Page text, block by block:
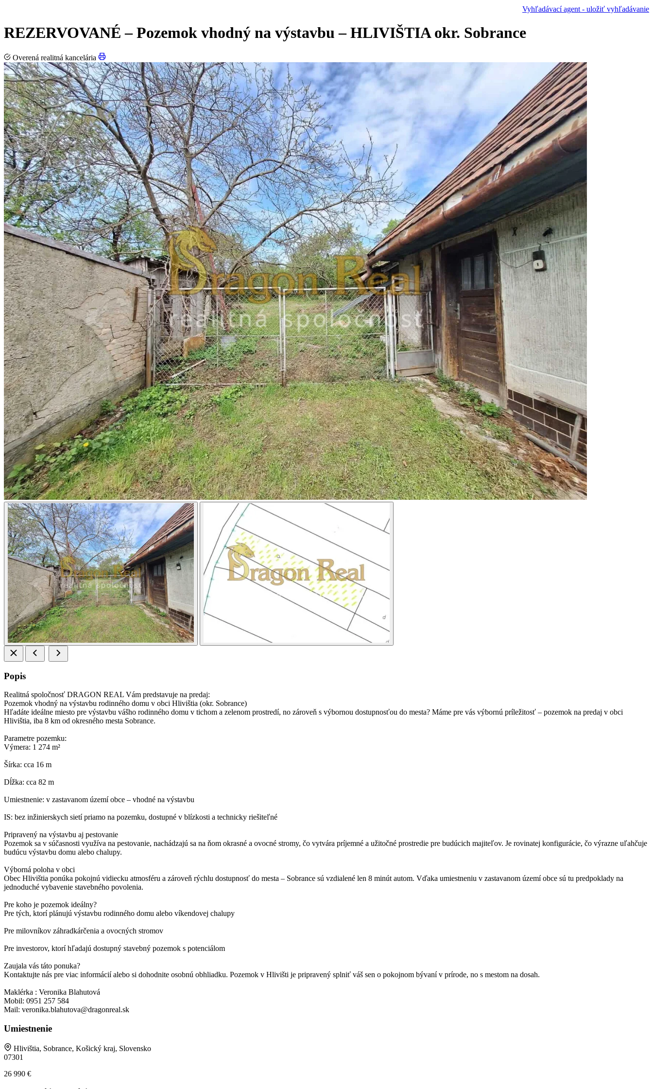
Vyhľadávací agent - uložiť vyhľadávanie
REZERVOVANÉ – Pozemok vhodný na výstavbu – HLIVIŠTIA okr. Sobrance
Overená realitná kancelária
Popis
Realitná spoločnosť DRAGON REAL Vám predstavuje na predaj:
Pozemok vhodný na výstavbu rodinného domu v obci Hlivištia (okr. Sobrance)
Hľadáte ideálne miesto pre výstavbu vášho rodinného domu v tichom a zelenom prostredí, no zároveň s výbornou dostupnosťou do mesta? Máme pre vás výbornú príležitosť – pozemok na predaj v obci
Hlivištia, iba 8 km od okresného mesta Sobrance.
Parametre pozemku:
Výmera: 1 274 m²
Šírka: cca 16 m
Dĺžka: cca 82 m
Umiestnenie: v zastavanom území obce – vhodné na výstavbu
IS: bez inžinierskych sietí priamo na pozemku, dostupné v blízkosti a technicky riešiteľné
Pripravený na výstavbu aj pestovanie
Pozemok sa v súčasnosti využíva na pestovanie, nachádzajú sa na ňom okrasné a ovocné stromy, čo vytvára príjemné a užitočné prostredie pre budúcich majiteľov. Je rovinatej konfigurácie, čo výrazne uľahčuje
budúcu výstavbu domu alebo chalupy.
Výborná poloha v obci
Obec Hlivištia ponúka pokojnú vidiecku atmosféru a zároveň rýchlu dostupnosť do mesta – Sobrance sú vzdialené len 8 minút autom. Vďaka umiestneniu v zastavanom území obce sú tu predpoklady na
jednoduché vybavenie stavebného povolenia.
Pre koho je pozemok ideálny?
Pre tých, ktorí plánujú výstavbu rodinného domu alebo víkendovej chalupy
Pre milovníkov záhradkárčenia a ovocných stromov
Pre investorov, ktorí hľadajú dostupný stavebný pozemok s potenciálom
Zaujala vás táto ponuka?
Kontaktujte nás pre viac informácií alebo si dohodnite osobnú obhliadku. Pozemok v Hlivišti je pripravený splniť váš sen o pokojnom bývaní v prírode, no s mestom na dosah.
Maklérka : Veronika Blahutová
Mobil: 0951 257 584
Mail: veronika.blahutova@dragonreal.sk
Umiestnenie
Hlivištia, Sobrance, Košický kraj, Slovensko
07301
26 990 €